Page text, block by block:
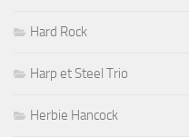
Hard Rock
Harp et Steel Trio
Herbie Hancock